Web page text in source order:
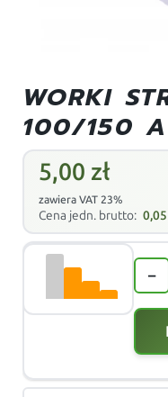
WORKI
100/150
5,00 zł
zawiera VAT 23%
Cena jedn. brutto:
−